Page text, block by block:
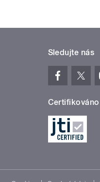
Sledujte nás
Certifikováno